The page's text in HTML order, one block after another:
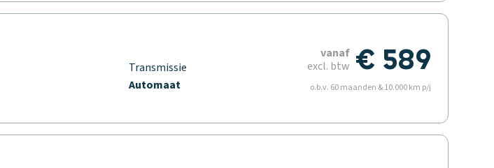
Transmissie
Automaat
€ 589
vanaf
excl. btw
o.b.v. 60 maanden & 10.000 km p/j